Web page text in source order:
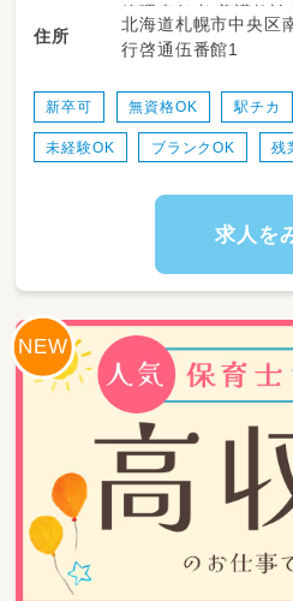
管理責任者 養護教諭免許 高等学校教諭普通免
許 中学校教諭普通免許 小学校教諭普通免許 普
通自動車運転免許
住所
北海道札幌市中央区
行啓通伍番館1
新卒可 無資格OK 駅チカ
未経験OK ブランクOK 残
求人を